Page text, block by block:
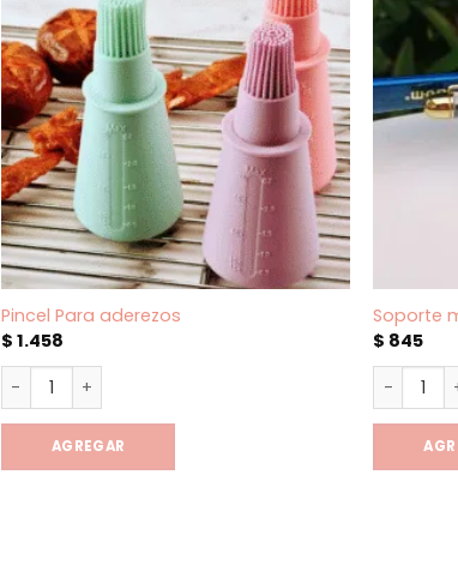
Pincel Para aderezos
$ 1.458
Pincel Para aderezos cantidad
AGREGAR
Soporte
$ 845
Soporte